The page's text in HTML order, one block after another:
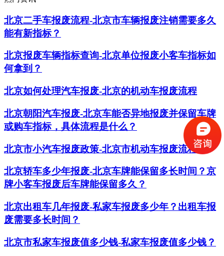
北京二手车报废流程-北京市车辆报废注销需要多久
能有新指标？
北京报废车辆指标查询-北京单位报废小客车指标如
何拿到？
北京如何处理汽车报废-北京的机动车报废流程
北京朝阳汽车报废-北京车能否异地报废并保留车牌
或购车指标，具体流程是什么？
北京市小汽车报废政策-北京市机动车报废流程
北京轿车多少年报废-北京车牌能保留多长时间？京
牌小客车报废后车牌能保留多久？
​北京出租车几年报废-私家车报废多少年？出租车报
废需要多长时间？
北京市私家车报废值多少钱-私家车报废值多少钱？